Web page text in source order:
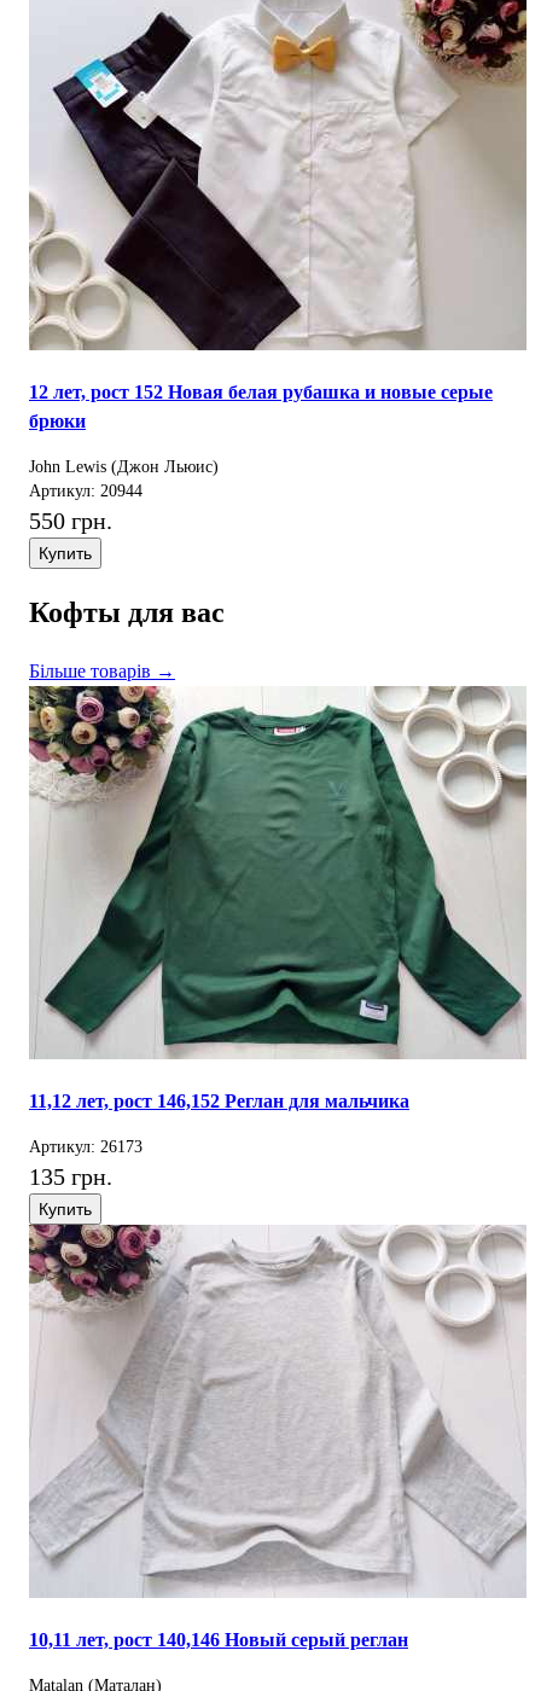
12 лет, рост 152 Новая белая рубашка и новые серые
брюки
John Lewis (Джон Льюис)
Артикул: 20944
550 грн.
Купить
Кофты для вас
Більше товарів →
11,12 лет, рост 146,152 Реглан для мальчика
Артикул: 26173
135 грн.
Купить
10,11 лет, рост 140,146 Новый серый реглан
Matalan (Маталан)